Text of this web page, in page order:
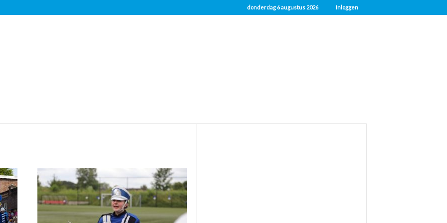
donderdag 6 augustus 2026 Inloggen